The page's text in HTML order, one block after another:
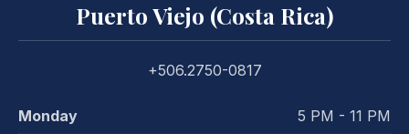
Puerto Viejo (Costa Rica)
+506.2750-0817
Monday
5 PM - 11 PM